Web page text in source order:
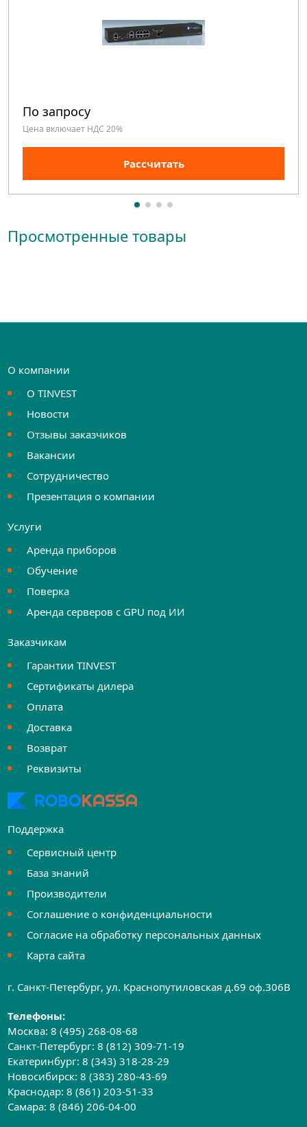
По запросу
Цена включает НДС 20%
Рассчитать
Просмотренные товары
О компании
О TINVEST
Новости
Отзывы заказчиков
Вакансии
Сотрудничество
Презентация о компании
Услуги
Аренда приборов
Обучение
Поверка
Аренда серверов с GPU под ИИ
Заказчикам
Гарантии TINVEST
Сертификаты дилера
Оплата
Доставка
Возврат
Реквизиты
Поддержка
Сервисный центр
База знаний
Производители
Соглашение о конфиденциальности
Согласие на обработку персональных данных
Карта сайта
г. Санкт-Петербург, ул. Краснопутиловская д.69 оф.306B
Телефоны:
Москва:8 (495) 268-08-68
Санкт-Петербург:8 (812) 309-71-19
Екатеринбург:8 (343) 318-28-29
Новосибирск:8 (383) 280-43-69
Краснодар:8 (861) 203-51-33
Самара:8 (846) 206-04-00